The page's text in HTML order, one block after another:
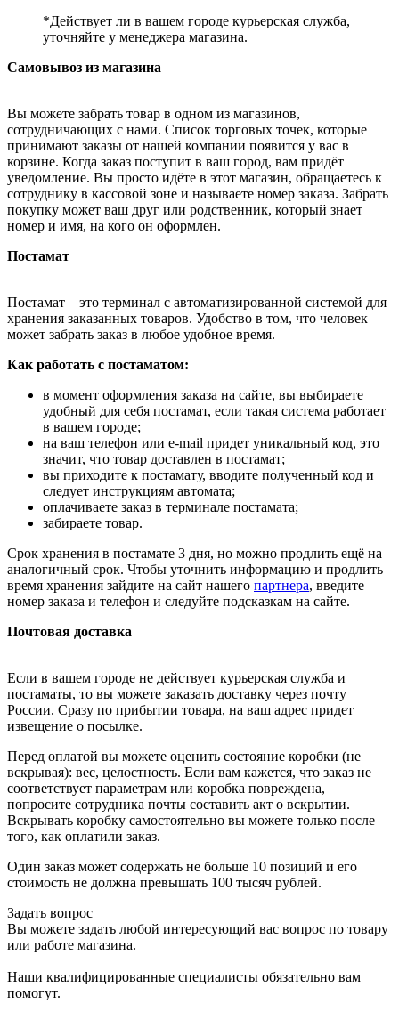
*Действует ли в вашем городе курьерская служба,
уточняйте у менеджера магазина.
Самовывоз из магазина
Вы можете забрать товар в одном из магазинов,
сотрудничающих с нами. Список торговых точек, которые
принимают заказы от нашей компании появится у вас в
корзине. Когда заказ поступит в ваш город, вам придёт
уведомление. Вы просто идёте в этот магазин, обращаетесь к
сотруднику в кассовой зоне и называете номер заказа. Забрать
покупку может ваш друг или родственник, который знает
номер и имя, на кого он оформлен.
Постамат
Постамат – это терминал с автоматизированной системой для
хранения заказанных товаров. Удобство в том, что человек
может забрать заказ в любое удобное время.
Как работать с постаматом:
в момент оформления заказа на сайте, вы выбираете
удобный для себя постамат, если такая система работает
в вашем городе;
на ваш телефон или e-mail придет уникальный код, это
значит, что товар доставлен в постамат;
вы приходите к постамату, вводите полученный код и
следует инструкциям автомата;
оплачиваете заказ в терминале постамата;
забираете товар.
Срок хранения в постамате 3 дня, но можно продлить ещё на
аналогичный срок. Чтобы уточнить информацию и продлить
время хранения зайдите на сайт нашего партнера, введите
номер заказа и телефон и следуйте подсказкам на сайте.
Почтовая доставка
Если в вашем городе не действует курьерская служба и
постаматы, то вы можете заказать доставку через почту
России. Сразу по прибытии товара, на ваш адрес придет
извещение о посылке.
Перед оплатой вы можете оценить состояние коробки (не
вскрывая): вес, целостность. Если вам кажется, что заказ не
соответствует параметрам или коробка повреждена,
попросите сотрудника почты составить акт о вскрытии.
Вскрывать коробку самостоятельно вы можете только после
того, как оплатили заказ.
Один заказ может содержать не больше 10 позиций и его
стоимость не должна превышать 100 тысяч рублей.
Задать вопрос
Вы можете задать любой интересующий вас вопрос по товару
или работе магазина.
Наши квалифицированные специалисты обязательно вам
помогут.